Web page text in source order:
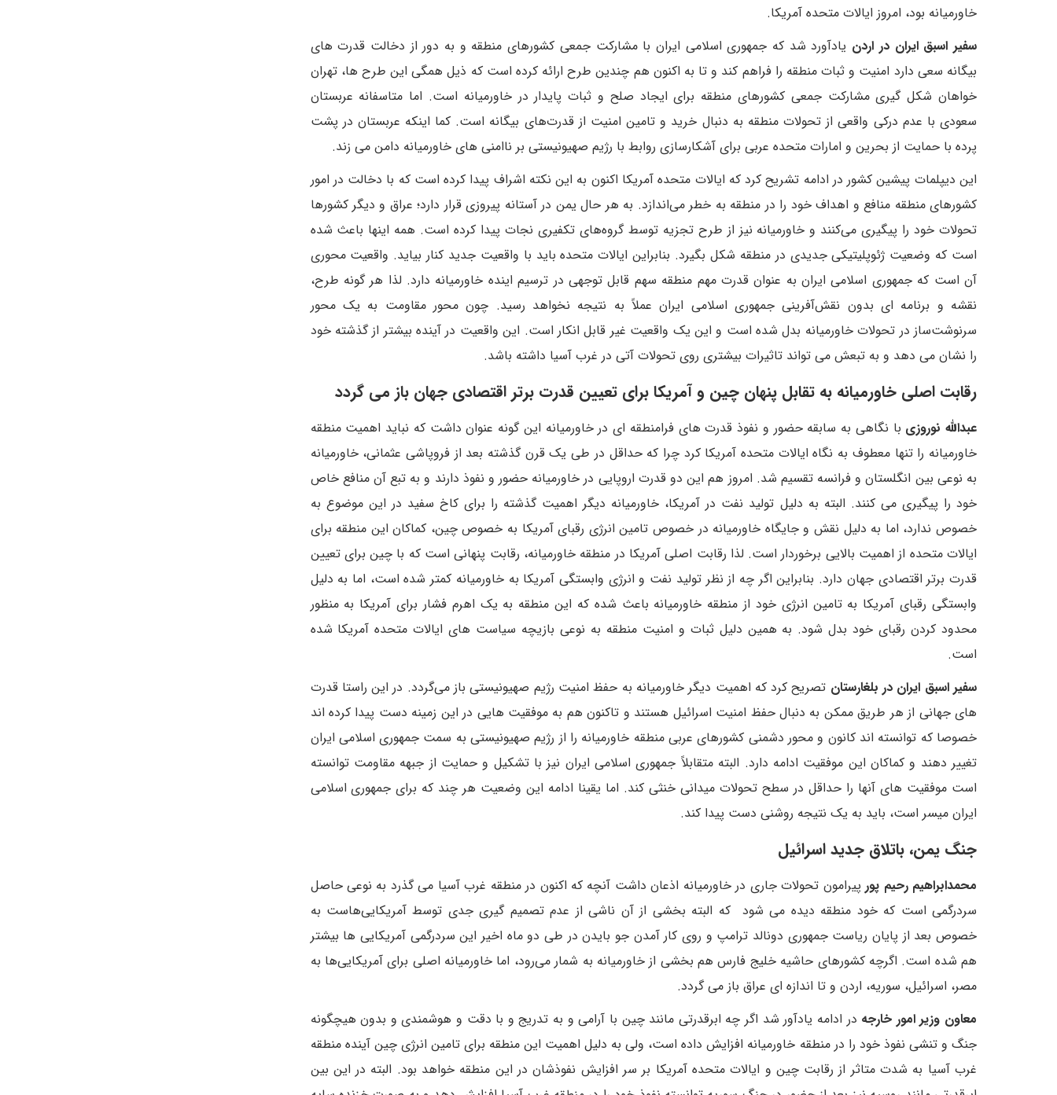
خاورمیانه بود، امروز ایالات متحده آمریکا.
سفیر اسبق ایران در اردن یادآورد شد که جمهوری اسلامی ایران با مشارکت جمعی کشورهای منطقه و به دور از دخالت قدرت های
بیگانه سعی دارد امنیت و ثبات منطقه را فراهم کند و تا به اکنون هم چندین طرح ارائه کرده است که ذیل همگی این طرح ها، تهران
خواهان شکل گیری مشارکت جمعی کشورهای منطقه برای ایجاد صلح و ثبات پایدار در خاورمیانه است. اما متاسفانه عربستان
سعودی با عدم درکی واقعی از تحولات منطقه به دنبال خرید و تامین امنیت از قدرت‌های بیگانه است. کما اینکه عربستان در پشت
پرده با حمایت از بحرین و امارات متحده عربی برای آشکارسازی روابط با رژیم صهیونیستی بر ناامنی های خاورمیانه دامن می زند.
این دیپلمات پیشین کشور در ادامه تشریح کرد که ایالات متحده آمریکا اکنون به این نکته اشراف پیدا کرده است که با دخالت در امور
کشورهای منطقه منافع و اهداف خود را در منطقه به خطر می‌اندازد. به هر حال یمن در آستانه پیروزی قرار دارد؛ عراق و دیگر کشورها
تحولات خود را پیگیری می‌کنند و خاورمیانه نیز از طرح تجزیه توسط گروه‌های تکفیری نجات پیدا کرده است. همه اینها باعث شده
است که وضعیت ژئوپلیتیکی جدیدی در منطقه شکل بگیرد. بنابراین ایالات متحده باید با واقعیت جدید کنار بیاید. واقعیت محوری
آن است که جمهوری اسلامی ایران به عنوان قدرت مهم منطقه سهم قابل توجهی در ترسیم اینده خاورمیانه دارد. لذا هر گونه طرح،
نقشه و برنامه ای بدون نقش‌آفرینی جمهوری اسلامی ایران عملاً به نتیجه نخواهد رسید. چون محور مقاومت به یک محور
سرنوشت‌ساز در تحولات خاورمیانه بدل شده است و این یک واقعیت غیر قابل انکار است. این واقعیت در آینده بیشتر از گذشته خود
را نشان می دهد و به تبعش می تواند تاثیرات بیشتری ‌روی تحولات آتی در غرب آسیا داشته باشد.
رقابت اصلی خاورمیانه به تقابل پنهان چین و آمریکا برای تعیین قدرت برتر اقتصادی جهان باز می گردد
عبدالله نوروزی با نگاهی به سابقه حضور و نفوذ قدرت های فرامنطقه ای در خاورمیانه این گونه عنوان داشت که نباید اهمیت منطقه
خاورمیانه را تنها معطوف به نگاه ایالات متحده آمریکا کرد چرا که حداقل در طی یک قرن گذشته بعد از فروپاشی عثمانی، خاورمیانه
به نوعی بین انگلستان و فرانسه تقسیم شد. امروز هم این دو قدرت اروپایی در خاورمیانه حضور و نفوذ دارند و به تبع آن منافع خاص
خود را پیگیری می کنند. البته به دلیل تولید نفت در آمریکا، خاورمیانه دیگر اهمیت گذشته را برای کاخ سفید در این موضوع به
خصوص ندارد، اما به دلیل نقش و جایگاه خاورمیانه در خصوص تامین انرژی رقبای آمریکا به خصوص چین، کماکان این منطقه برای
ایالات متحده از اهمیت بالایی برخوردار است. لذا رقابت اصلی آمریکا در منطقه خاورمیانه، رقابت پنهانی است که با چین برای تعیین
قدرت برتر اقتصادی جهان دارد. بنابراین اگر چه از نظر تولید نفت و انرژی وابستگی آمریکا به خاورمیانه کمتر شده است، اما به دلیل
وابستگی رقبای آمریکا به تامین انرژی خود از منطقه خاورمیانه باعث شده که این منطقه به یک اهرم فشار برای آمریکا به منظور
محدود کردن رقبای خود بدل شود. به همین دلیل ثبات و امنیت منطقه به نوعی بازیچه سیاست های ایالات متحده آمریکا شده
است.
سفیر اسبق ایران در بلغارستان تصریح کرد که اهمیت دیگر خاورمیانه به حفظ امنیت رژیم صهیونیستی باز می‌گردد. در این راستا قدرت
های جهانی از هر طریق ممکن به دنبال حفظ امنیت اسرائیل هستند و تاکنون هم به موفقیت هایی در این زمینه دست پیدا کرده اند
خصوصا که توانسته اند کانون و محور دشمنی کشورهای عربی منطقه خاورمیانه را از رژیم صهیونیستی به سمت جمهوری اسلامی ایران
تغییر دهند و کماکان این موفقیت ادامه دارد. البته متقابلاً جمهوری اسلامی ایران نیز با تشکیل و حمایت از جبهه مقاومت توانسته
است موفقیت های آنها را حداقل در سطح تحولات میدانی خنثی کند. اما یقینا ادامه این وضعیت هر چند که برای جمهوری اسلامی
ایران میسر است، باید به یک نتیجه روشنی دست پیدا کند.
جنگ یمن، باتلاق جدید اسرائیل
محمدابراهیم رحیم پورپیرامون تحولات جاری در خاورمیانه اذعان داشت آنچه که اکنون در منطقه غرب آسیا می گذرد به نوعی حاصل
سردرگمی است که خود منطقه دیده می شود که البته بخشی از آن ناشی از عدم تصمیم گیری جدی توسط آمریکایی‌هاست به
خصوص بعد از پایان ریاست جمهوری دونالد ترامپ و روی کار آمدن جو بایدن در طی دو ماه اخیر این سردرگمی آمریکایی ها بیشتر
هم شده است. اگرچه کشورهای حاشیه خلیج فارس هم بخشی از خاورمیانه به شمار می‌رود، اما خاورمیانه اصلی برای آمریکایی‌ها به
مصر، اسرائیل، سوریه، اردن و تا اندازه ای عراق باز می گردد.
معاون وزیر امور خارجه در ادامه یادآور شد اگر چه ابرقدرتی مانند چین با آرامی و به تدریج و با دقت و هوشمندی و بدون هیچگونه
جنگ و تنشی نفوذ خود را در منطقه خاورمیانه افزایش داده است، ولی به دلیل اهمیت این منطقه برای تامین انرژی چین آینده منطقه
غرب آسیا به شدت متاثر از رقابت چین و ایالات متحده آمریکا بر سر افزایش نفوذشان در این منطقه خواهد بود. البته در این بین